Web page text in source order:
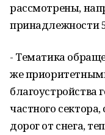
рассмотрены,
принадлежности
- Тематика
же
благоустройства
частного
дорог от снега,